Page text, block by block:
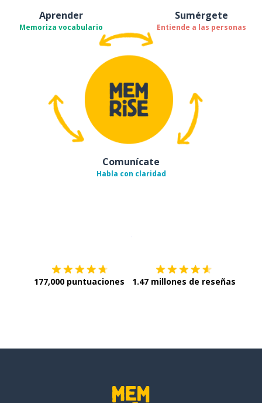
Aprender
Memoriza vocabulario
Sumérgete
Entiende a las personas
Comunícate
Habla con claridad
177,000 puntuaciones 1.47 millones de reseñas